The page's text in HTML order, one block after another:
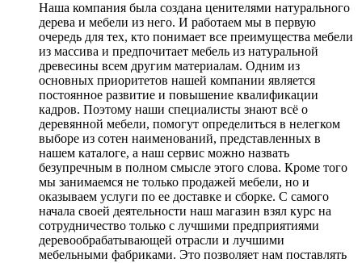
Наша компания была создана ценителями натурального
дерева и мебели из него. И работаем мы в первую
очередь для тех, кто понимает все преимущества мебели
из массива и предпочитает мебель из натуральной
древесины всем другим материалам. Одним из
основных приоритетов нашей компании является
постоянное развитие и повышение квалификации
кадров. Поэтому наши специалисты знают всё о
деревянной мебели, помогут определиться в нелегком
выборе из сотен наименований, представленных в
нашем каталоге, а наш сервис можно назвать
безупречным в полном смысле этого слова. Кроме того
мы занимаемся не только продажей мебели, но и
оказываем услуги по ее доставке и сборке. С самого
начала своей деятельности наш магазин взял курс на
сотрудничество только с лучшими предприятиями
деревообрабатывающей отрасли и лучшими
мебельными фабриками. Это позволяет нам поставлять